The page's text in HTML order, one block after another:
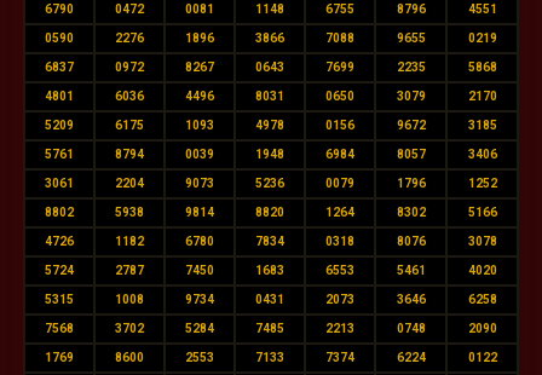
6790 0472 0081 1148 6755 8796 4551
0590 2276 1896 3866 7088 9655 0219
6837 0972 8267 0643 7699 2235 5868
4801 6036 4496 8031 0650 3079 2170
5209 6175 1093 4978 0156 9672 3185
5761 8794 0039 1948 6984 8057 3406
3061 2204 9073 5236 0079 1796 1252
8802 5938 9814 8820 1264 8302 5166
4726 1182 6780 7834 0318 8076 3078
5724 2787 7450 1683 6553 5461 4020
5315 1008 9734 0431 2073 3646 6258
7568 3702 5284 7485 2213 0748 2090
1769 8600 2553 7133 7374 6224 0122